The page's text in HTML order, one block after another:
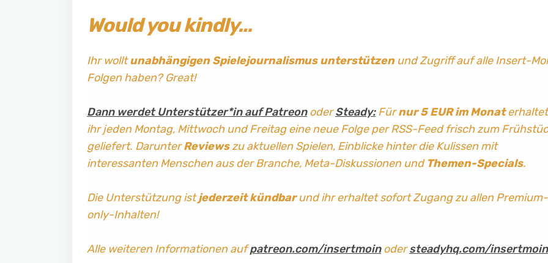
Would you kindly…
Ihr wolltunabhängigen Spielejournalismus unterstützenund Zugriff auf alle Insert-
Folgen haben? Great!
Dann werdet Unterstützer*in auf PatreonoderSteady:Fürnur 5 EUR im Monaterhaltet
ihr jeden Montag, Mittwoch und Freitag eine neue Folge per RSS-Feed frisch zum
geliefert. DarunterReviewszu aktuellen Spielen, Einblicke hinter die Kulissen mit
interessanten Menschen aus der Branche, Meta-Diskussionen und Themen-Specials.
Die Unterstützung istjederzeit kündbarund ihr erhaltet sofort Zugang zu allen Premium-
only-Inhalten!
Alle weiteren Informationen aufpatreon.com/insertmoinodersteadyhq.com/insertmoin